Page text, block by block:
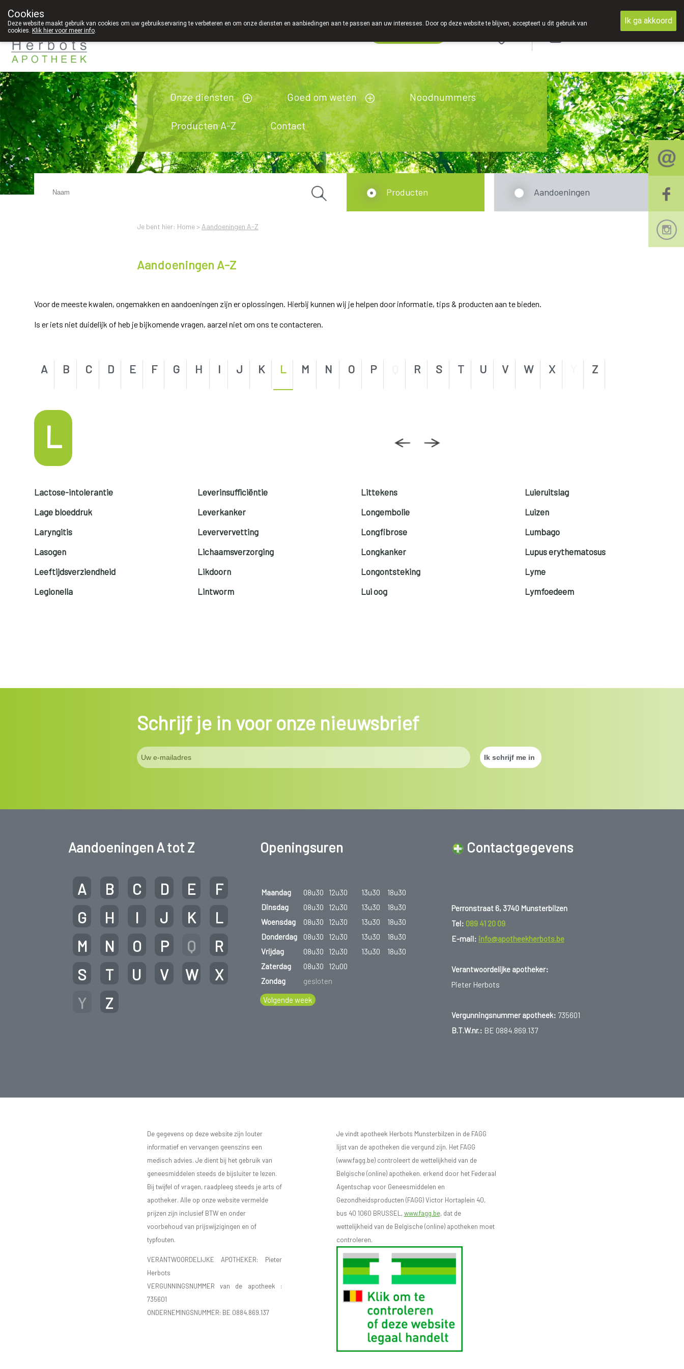
089 41 20 09
Onze diensten Goed om weten Noodnummers
Producten A-Z Contact
Je bent hier: Home > Aandoeningen A-Z
Aandoeningen A-Z
Producten Aandoeningen
Voor de meeste kwalen, ongemakken en aandoeningen zijn er oplossingen. Hierbij kunnen wij je helpen door informatie, tips & producten aan te bieden.
Is er iets niet duidelijk of heb je bijkomende vragen, aarzel niet om ons te contacteren.
A B C D E F G H I J K L M N O P R S T U V W X Z
L
Lactose-intolerantie
Lage bloeddruk
Laryngitis
Lasogen
Leeftijdsverziendheid
Legionella
Leverinsufficiëntie
Leverkanker
Leververvetting
Lichaamsverzorging
Likdoorn
Lintworm
Littekens
Longembolie
Longfibrose
Longkanker
Longontsteking
Lui oog
Luieruitslag
Luizen
Lumbago
Lupus erythematosus
Lyme
Lymfoedeem
Schrijf je in voor onze nieuwsbrief
Aandoeningen A tot Z
A B C D E
F
G
H I J K
L
M
N O P Q
R
S
T U V W
X
Y
Z
Openingsuren
Maandag 08u30 12u30 13u30
18u30
Dinsdag
08u30 12u30 13u30
18u30
Woensdag
08u30 12u30 13u30
18u30
Donderdag
08u30 12u30 13u30
18u30
Vrijdag
08u30 12u30 13u30
18u30
Zaterdag
08u30
12u00
Zondag
gesloten
Volgende week
Contactgegevens
Perronstraat 6, 3740 Munsterbilzen
Tel: 089 41 20 09
E-mail: info@apotheekherbots.be
Verantwoordelijke apotheker:
Pieter Herbots
Vergunningsnummer apotheek: 735601
B.T.W.nr.: BE 0884.869.137
De gegevens op deze website zijn louter
informatief en vervangen geenszins een
medisch advies. Je dient bij het gebruik van
geneesmiddelen steeds de bijsluiter te lezen.
Bij twijfel of vragen, raadpleeg steeds je arts of
apotheker. Alle op onze website vermelde
prijzen zijn inclusief BTW en onder
voorbehoud van prijswijzigingen en of
typfouten.
VERANTWOORDELIJKE APOTHEKER: Pieter
Herbots
VERGUNNINGSNUMMER van de apotheek :
735601
ONDERNEMINGSNUMMER: BE 0884.869.137
Je vindt apotheek Herbots Munsterbilzen in de FAGG
lijst van de apotheken die vergund zijn. Het FAGG
(www.fagg.be) controleert de wettelijkheid van de
Belgische (online) apotheken. erkend door het Federaal
Agentschap voor Geneesmiddelen en
Gezondheidsproducten (FAGG) Victor Hortaplein 40,
bus 40 1060 BRUSSEL,www.fagg.be, dat de
wettelijkheid van de Belgische (online) apotheken moet
controleren.
Cookies
Deze website maakt gebruik van cookies om uw gebruikservaring te verbeteren en om onze diensten en aanbiedingen aan te passen aan uw interesses. Door op deze website te blijven, accepteert u dit gebruik van
cookies. Klik hier voor meer info.
Ik ga akkoord